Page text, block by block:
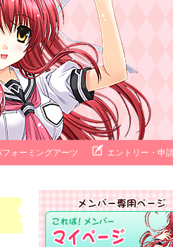
フォーミングアーツ エントリー・申